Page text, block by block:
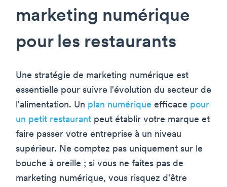
marketing numérique
pour les restaurants
Une stratégie de marketing numérique est
essentielle pour suivre l'évolution du secteur de
l'alimentation. Un plan numérique efficace pour
un petit restaurant peut établir votre marque et
faire passer votre entreprise à un niveau
supérieur. Ne comptez pas uniquement sur le
bouche à oreille ; si vous ne faites pas de
marketing numérique, vous risquez d'être